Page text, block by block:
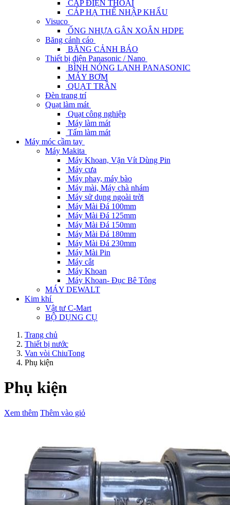
CÁP ĐIỆN THOẠI
CÁP HẠ THẾ NHẬP KHẨU
Visuco
ỐNG NHỰA GÂN XOẮN HDPE
Băng cảnh cáo
BĂNG CẢNH BÁO
Thiết bị điện Panasonic / Nano
BÌNH NÓNG LẠNH PANASONIC
MÁY BƠM
QUẠT TRẦN
Đèn trang trí
Quạt làm mát
Quạt công nghiệp
Máy làm mát
Tấm làm mát
Máy móc cầm tay
Máy Makita
Máy Khoan, Vặn Vít Dùng Pin
Máy cưa
Máy phay, máy bào
Máy mài, Máy chà nhám
Máy sử dụng ngoài trời
Máy Mài Đá 100mm
Máy Mài Đá 125mm
Máy Mài Đá 150mm
Máy Mài Đá 180mm
Máy Mài Đá 230mm
Máy Mài Pin
Máy cắt
Máy Khoan
Máy Khoan- Đục Bê Tông
MÁY DEWALT
Kim khí
Vật tư C-Mart
BỘ DỤNG CỤ
Trang chủ
Thiết bị nước
Van vòi ChiuTong
Phụ kiện
Phụ kiện
Xem thêm Thêm vào giỏ